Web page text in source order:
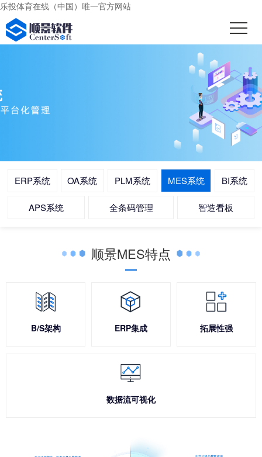
乐投体育在线（中国）唯一官方网站
ERP系统 OA系统 PLM系统 MES系统 BI系统
APS系统 全条码管理 智造看板
顺景MES特点
B/S架构 ERP集成 拓展性强
数据流可视化